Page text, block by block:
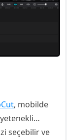
, mobilde
seçebilir ve